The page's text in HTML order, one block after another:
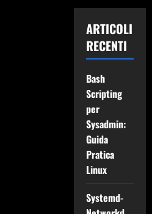
ARTICOLI
RECENTI
Bash
Scripting
per
Sysadmin:
Guida
Pratica
Linux
Systemd-